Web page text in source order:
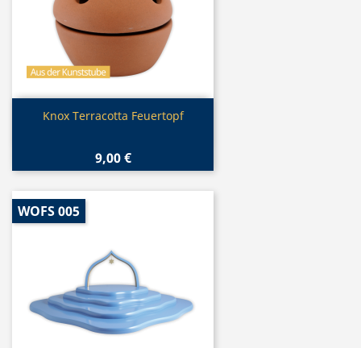
Vorschau
Knox Terracotta Feuertopf
9,00 €
WOFS 005